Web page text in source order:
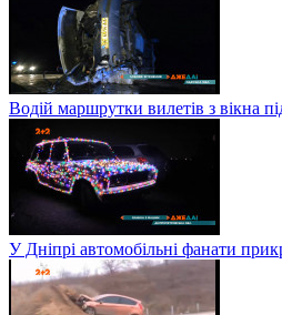
Водій маршрутки вилетів з вікна
У Дніпрі автомобільні фанати